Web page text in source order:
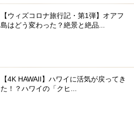
【ウィズコロナ旅行記・第1弾】オアフ
島はどう変わった？絶景と絶品...
【4K HAWAII】ハワイに活気が戻ってき
た！？ハワイの「クヒ...